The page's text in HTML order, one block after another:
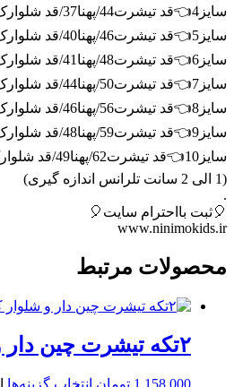
سایز4👈قد تیشرت44/پهنا37/قد شلوارک38
سایز5👈قد تیشرت46/پهنا40/قد شلوارک41
سایز6👈قد تیشرت48/پهنا41/قد شلوارک45
سایز7👈قد تیشرت50/پهنا44/قد شلوارک47
سایز8👈قد تیشرت56/پهنا46/قد شلوارک51
سایز9👈قد تیشرت59/پهنا48/قد شلوارک54
سایز10👈قد تیشرت62/پهنا49/قد شلوارک58
(1 الی 2 سانت تلرانس اندازه گیری)
.
🎈ثبت بااحترام سایت🎈
www.ninimokids.ir
محصولات مرتبط
۲تکه تیشرت چین دار و شلوار کتان شکوفه کد 1398
1,158,000 تومان انتخاب گزینه‌ها